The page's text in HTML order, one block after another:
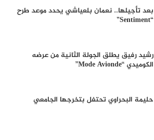
بعد تأجيلها.. نعمان بلعياشي يحدد موعد طرح
“Sentiment”
رشيد رفيق يطلق الجولة الثانية من عرضه
الكوميدي “Mode Avionde”
حليمة البحراوي تحتفل بتخرجها الجامعي